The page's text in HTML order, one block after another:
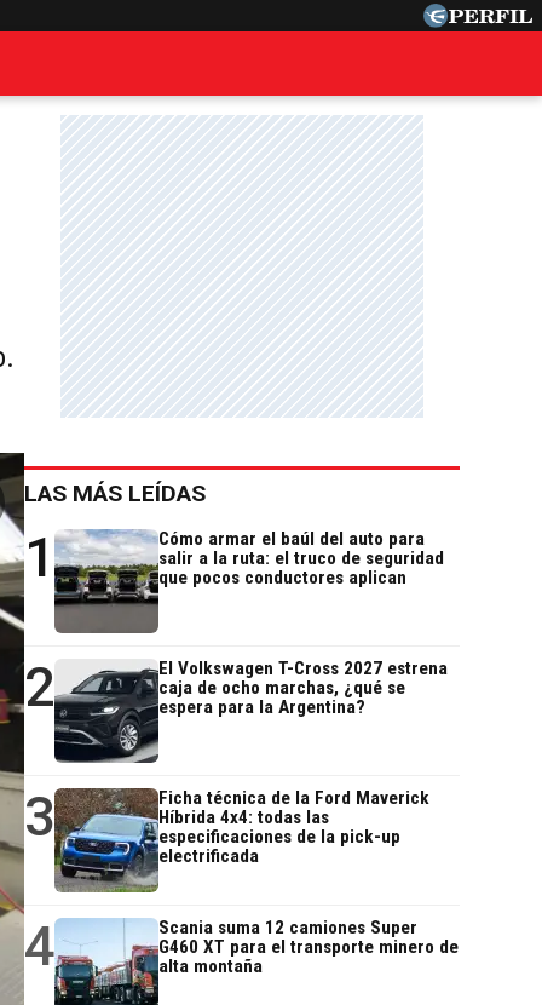
LAS MÁS LEÍDAS
1
Cómo armar el baúl del auto para
salir a la ruta: el truco de seguridad
que pocos conductores aplican
2
El Volkswagen T-Cross 2027 estrena
caja de ocho marchas, ¿qué se
espera para la Argentina?
3
Ficha técnica de la Ford Maverick
Híbrida 4x4: todas las
especificaciones de la pick-up
electrificada
4
Scania suma 12 camiones Super
G460 XT para el transporte minero de
alta montaña